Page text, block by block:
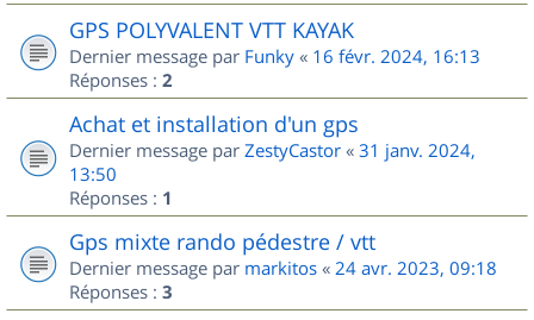
GPS POLYVALENT VTT KAYAK
Dernier message par Funky « 16 févr. 2024, 16:13
Réponses : 2
Achat et installation d'un gps
Dernier message par ZestyCastor « 31 janv. 2024,
13:50
Réponses : 1
Gps mixte rando pédestre / vtt
Dernier message par markitos « 24 avr. 2023, 09:18
Réponses : 3